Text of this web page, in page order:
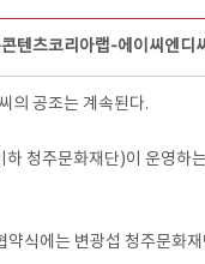
텐츠코리아랩-에이씨엔디
의 공조는 계속된다.
청주문화재단)이 운영
식에는 변광섭 청주문화